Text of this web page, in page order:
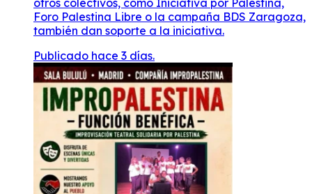
Publicado hace 3 días.